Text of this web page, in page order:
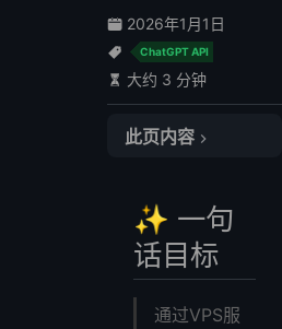
2026年1月1日
ChatGPT API
大约 3 分钟
此页内容
🧱 所需资源清单
✨ 一句
话目标
通过VPS服